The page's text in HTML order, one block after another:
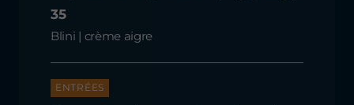
35
Blini | crème aigre
ENTRÉES